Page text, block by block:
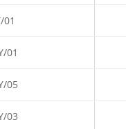
01
01
05
03